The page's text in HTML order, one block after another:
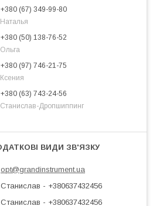
+380 (67) 349-99-80
Наталья
+380 (50) 138-76-52
Ольга
+380 (97) 746-21-75
Ксения
+380 (63) 743-24-56
Станислав-Дропшиппинг
opt@grandinstrument.ua
Станислав - +380637432456
Станислав - +380637432456